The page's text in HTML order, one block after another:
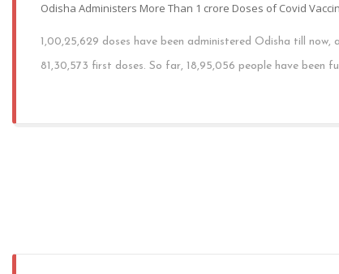
Odisha Administers More Than 1 crore Doses of Covid
1,00,25,629 doses have been administered Odisha till now,
81,30,573 first doses. So far, 18,95,056 people have been